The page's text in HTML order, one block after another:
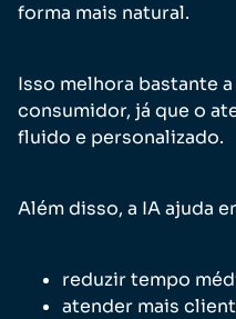
forma mais natural.
Isso melhora bastante
consumidor, já que o
fluido e personalizado.
Além disso, a IA ajuda
reduzir tempo
atender mais